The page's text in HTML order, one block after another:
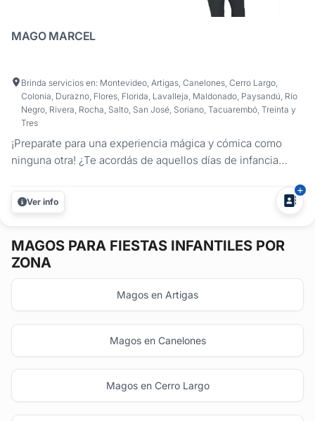
MAGO MARCEL
Brinda servicios en: Montevideo, Artigas, Canelones, Cerro Largo,
Colonia, Durazno, Flores, Florida, Lavalleja, Maldonado, Paysandú, Río
Negro, Rivera, Rocha, Salto, San José, Soriano, Tacuarembó, Treinta y
Tres
¡Preparate para una experiencia mágica y cómica como
ninguna otra! ¿Te acordás de aquellos días de infancia
esos momentos mágicos aún existen y están a solo un
paso de convertirse en realidad. Nací entre magos,
Ver info
MAGOS PARA FIESTAS INFANTILES POR
ZONA
Magos en Artigas
Magos en Canelones
Magos en Cerro Largo